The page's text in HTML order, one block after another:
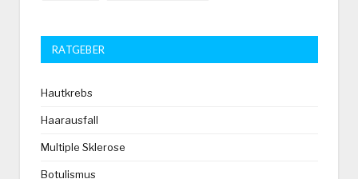
RATGEBER
Hautkrebs
Haarausfall
Multiple Sklerose
Botulismus